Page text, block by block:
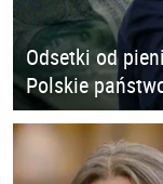
Odsetki od
Polskie